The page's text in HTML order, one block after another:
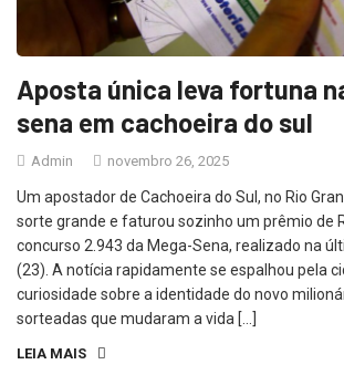
Aposta única leva fortuna
sena em cachoeira do sul
Admin novembro 26, 2025
Um apostador de Cachoeira do Sul, no Rio
sorte grande e faturou sozinho um prêmio de
concurso 2.943 da Mega-Sena, realizado na
(23). A notícia rapidamente se espalhou pela
curiosidade sobre a identidade do novo
sorteadas que mudaram a vida […]
LEIA MAIS